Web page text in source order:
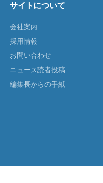
サイトについて
会社案内
採用情報
お問い合わせ
ニュース読者投稿
編集長からの手紙